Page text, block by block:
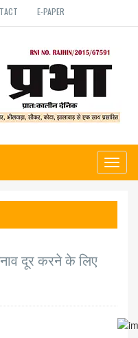
E-PAPER
दूर करने के लिए